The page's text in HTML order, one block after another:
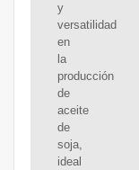
y
versatilidad
en
la
producción
de
aceite
de
soja,
ideal